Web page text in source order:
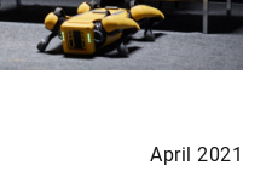
April 2021